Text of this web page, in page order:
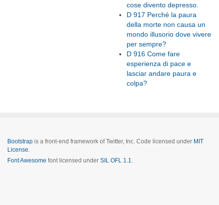
cose divento depresso.
D 917 Perché la paura
della morte non causa un
mondo illusorio dove vivere
per sempre?
D 916 Come fare
esperienza di pace e
lasciar andare paura e
colpa?
Bootstrap is a front-end framework of Twitter, Inc. Code licensed under MIT
License.
Font Awesome font licensed under SIL OFL 1.1.